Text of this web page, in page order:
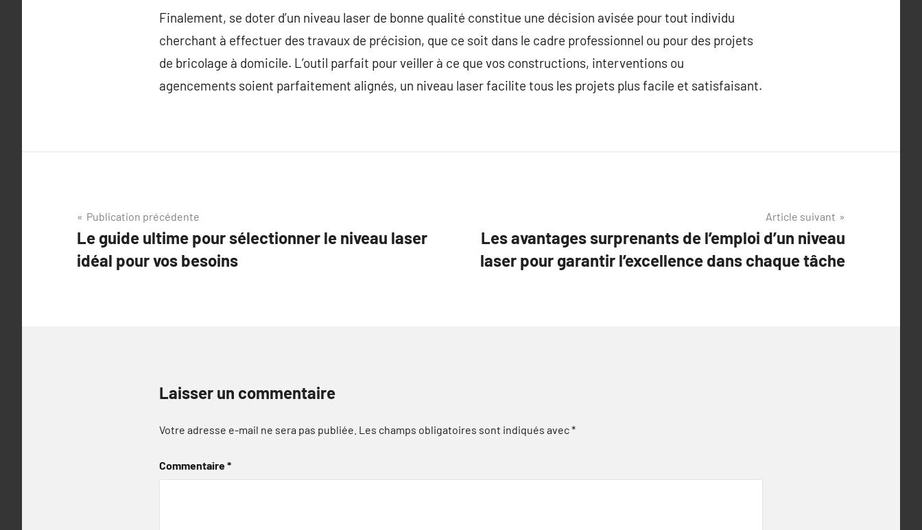
Finalement, se doter d’un niveau laser de bonne qualité constitue une décision avisée pour tout individu
cherchant à effectuer des travaux de précision, que ce soit dans le cadre professionnel ou pour des projets
de bricolage à domicile. L’outil parfait pour veiller à ce que vos constructions, interventions ou
agencements soient parfaitement alignés, un niveau laser facilite tous les projets plus facile et satisfaisant.
Navigation
de
l’article
Publication précédente
Le guide ultime pour sélectionner le niveau laser
idéal pour vos besoins
Article suivant
Les avantages surprenants de l’emploi d’un niveau
laser pour garantir l’excellence dans chaque tâche
Laisser un commentaire
Votre adresse e-mail ne sera pas publiée. Les champs obligatoires sont indiqués avec*
Commentaire*